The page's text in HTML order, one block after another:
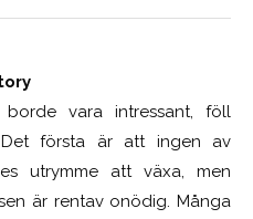
vara intressant, föll
första är att ingen av
utrymme att växa, men
är rentav onödig. Många